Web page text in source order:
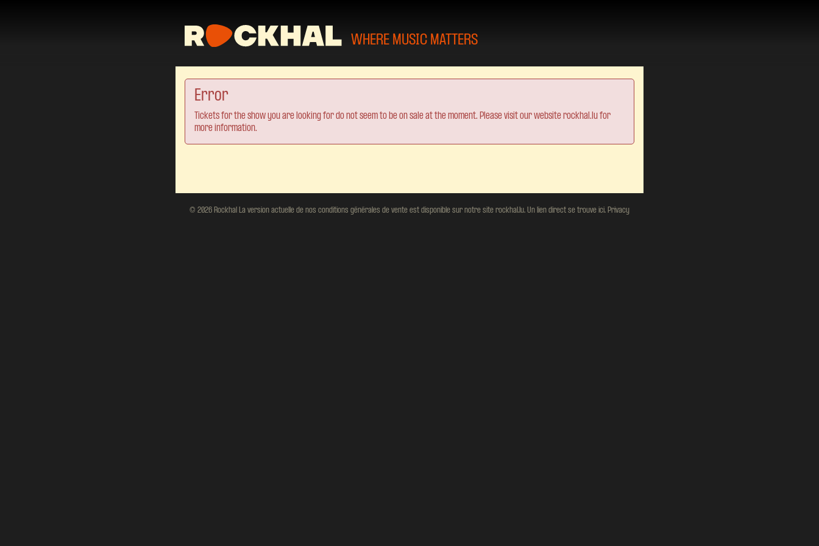
WHERE MUSIC MATTERS
Error
Tickets for the show you are looking for do not seem to be on sale at the moment. Please visit our website rockhal.lu for
more information.
© 2026 Rockhal La version actuelle de nos conditions générales de vente est disponible sur notre site rockhal.lu. Un lien direct se trouve ici. Privacy